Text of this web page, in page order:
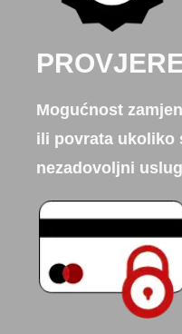
Mogućnost
ili povrata ukoliko
nezadovoljni